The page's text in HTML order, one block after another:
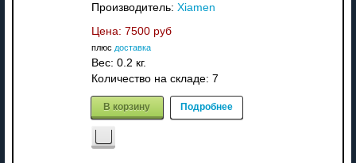
Производитель: Xiamen
Цена: 7500 руб
плюс доставка
Вес: 0.2 кг.
Количество на складе: 7
В корзину Подробнее